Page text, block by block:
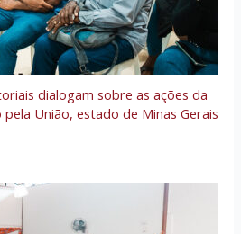
dialogam sobre as ações da
União, estado de Minas Gerais